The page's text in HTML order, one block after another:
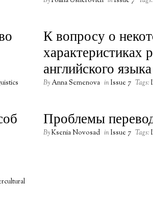
К вопросу о
характеристиках
английского языка
By Anna Semenova inIssue 7 Tags:
Проблемы
ByKsenia Novosad inIssue 7 Tags: